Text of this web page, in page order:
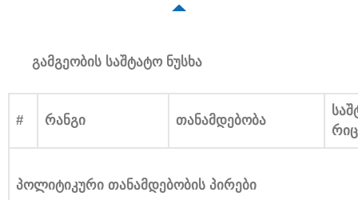
გამგეობის საშტატო ნუსხა
# რანგი თანამდებობა
პოლიტიკური თანამდებობის პირები